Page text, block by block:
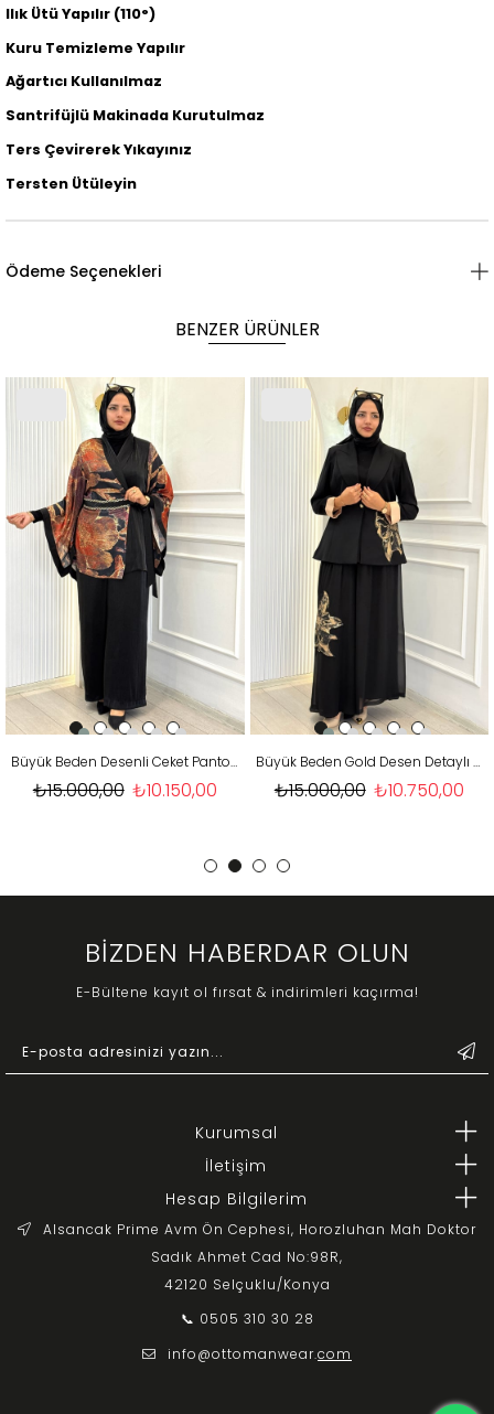
Ilık Ütü Yapılır (110°)
Kuru Temizleme Yapılır
Ağartıcı Kullanılmaz
Santrifüjlü Makinada Kurutulmaz
Ters Çevirerek Yıkayınız
Tersten Ütüleyin
Ödeme Seçenekleri
BENZER ÜRÜNLER
Büyük Beden Desenli Ceket Pantolonlu Takım Siyah OTW46930
₺10.150,00
₺15.000,00
Büyük Beden Gold Desen Detaylı Pantolonlu Takım Siyah OTW46931
₺10.750,00
₺15.000,00
BİZDEN HABERDAR OLUN
E-Bültene kayıt ol fırsat & indirimleri kaçırma!
Kurumsal
İletişim
Hesap Bilgilerim
Alsancak Prime Avm Ön Cephesi, Horozluhan Mah Doktor
Sadık Ahmet Cad No:98R,
42120 Selçuklu/Konya
📞 0505 310 30 28
info@ottomanwear.com